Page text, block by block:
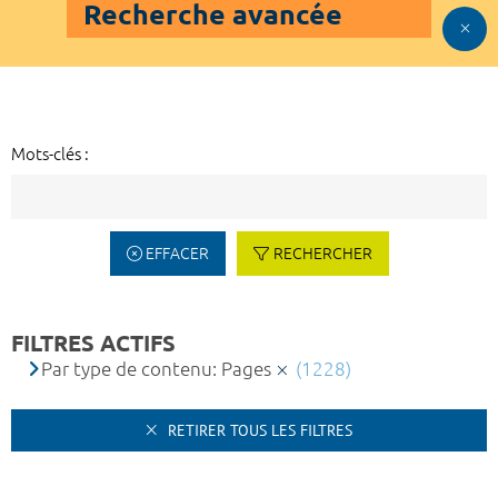
Recherche avancée
Mots-clés :
EFFACER RECHERCHER
FILTRES ACTIFS
Par type de contenu: Pages (1228)
RETIRER TOUS LES FILTRES